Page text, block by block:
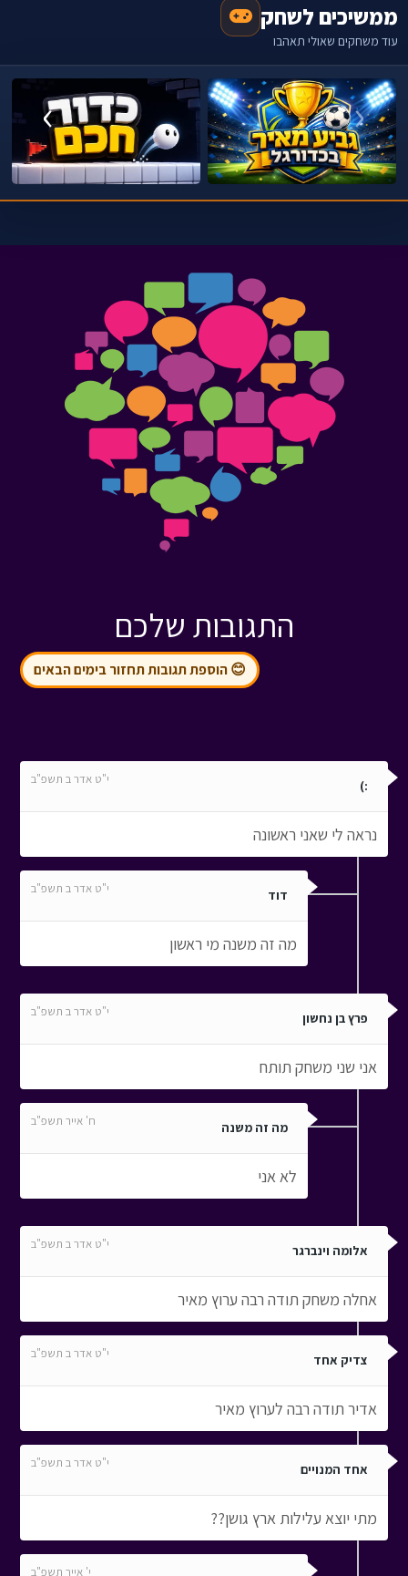
ממשיכים לשחק
עוד משחקים שאולי תאהבו
‹
›
התגובות שלכם
😊 הוספת תגובות תחזור בימים הבאים
:) י"ט אדר ב תשפ"ב
נראה לי שאני ראשונה
דוד י"ט אדר ב תשפ"ב
מה זה משנה מי ראשון
פרץ בן נחשון י"ט אדר ב תשפ"ב
אני שני משחק תותח
מה זה משנה ח' אייר תשפ"ב
לא אני
אלומה וינברגר י"ט אדר ב תשפ"ב
אחלה משחק תודה רבה ערוץ מאיר
צדיק אחד י"ט אדר ב תשפ"ב
אדיר תודה רבה לערוץ מאיר
אחד המנויים י"ט אדר ב תשפ"ב
מתי יוצא עלילות ארץ גושן??
י' אייר תשפ"ב